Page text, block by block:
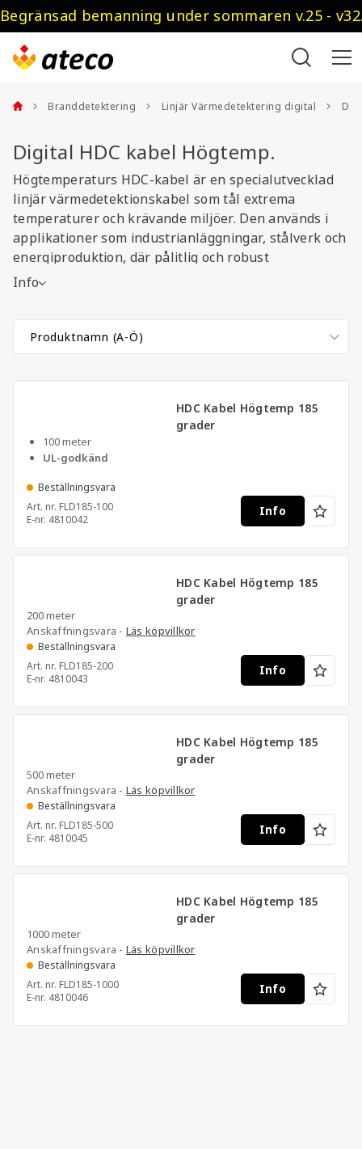
Begränsad bemanning under sommaren v.25 -
Branddetektering Linjär Värmedetektering digital
Digital HDC kabel Högtemp.
Högtemperaturs HDC-kabel är en specialutvecklad
linjär värmedetektionskabel som tål extrema
temperaturer och krävande miljöer. Den används i
applikationer som industrianläggningar, stålverk och
energiproduktion, där pålitlig och robust
brandsäkerhet är avgörande. Enkel att integrera och
Info
HDC Kabel Högtemp 185
grader
100 meter
UL-godkänd
Beställningsvara
Art. nr. FLD185-100
E-nr. 4810042
Info
HDC Kabel Högtemp 185
grader
200 meter
Anskaffningsvara - Läs köpvillkor
Beställningsvara
Art. nr. FLD185-200
E-nr. 4810043
Info
HDC Kabel Högtemp 185
grader
500 meter
Anskaffningsvara - Läs köpvillkor
Beställningsvara
Art. nr. FLD185-500
E-nr. 4810045
Info
HDC Kabel Högtemp 185
grader
1000 meter
Anskaffningsvara - Läs köpvillkor
Beställningsvara
Art. nr. FLD185-1000
E-nr. 4810046
Info